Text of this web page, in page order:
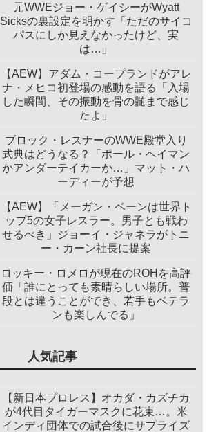
元WWEジョー・ゲイシーがWyatt
Sicksの裏設定を明かす「ただのサイコ
パスにしか見えなかったけど、実
は…」
【AEW】アダム・コープランドがアレ
ナ・メヒコ初登場の感動を語る「入場
した瞬間、その振動を骨の髄まで感じ
たよ」
ブロック・レスナーのWWE殿堂入り
式典はどうなる？「ポール・ヘイマン
かアンダーテイカーか…」マット・ハ
ーディーが予想
【AEW】「メーガン・ベーンは世界ト
ップ5の女子レスラー。男子とも戦わ
せるべき」ジョーイ・ジャネラがトニ
ー・カーン社長に提案
ロッキー・ロメロが現在のROHを高評
価「誰にとっても素晴らしい場所。普
段とは違うことができ、若手もベテラ
ンも楽しんでる」
人気記事
【新日本プロレス】オカダ・カズチカ
が4代目タイガーマスクに花束…。米
インディ団体での試合後にサプライズ